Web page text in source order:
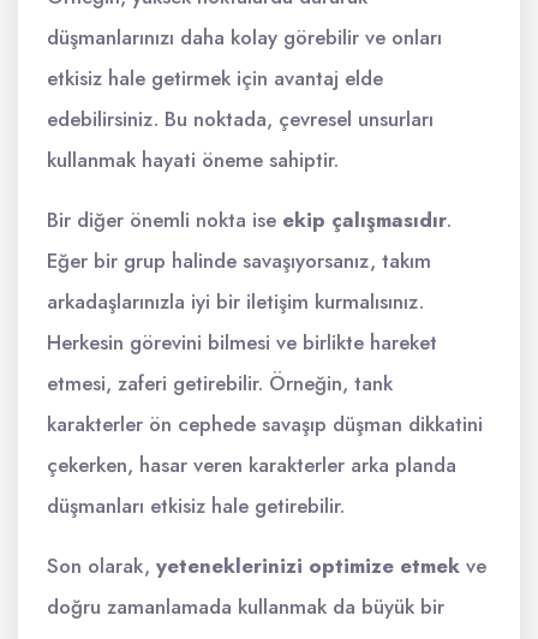
düşmanlarınızı daha kolay görebilir ve onları
etkisiz hale getirmek için avantaj elde
edebilirsiniz. Bu noktada, çevresel unsurları
kullanmak hayati öneme sahiptir.
Bir diğer önemli nokta ise ekip çalışmasıdır.
Eğer bir grup halinde savaşıyorsanız, takım
arkadaşlarınızla iyi bir iletişim kurmalısınız.
Herkesin görevini bilmesi ve birlikte hareket
etmesi, zaferi getirebilir. Örneğin, tank
karakterler ön cephede savaşıp düşman dikkatini
çekerken, hasar veren karakterler arka planda
düşmanları etkisiz hale getirebilir.
Son olarak, yeteneklerinizi optimize etmek ve
doğru zamanlamada kullanmak da büyük bir